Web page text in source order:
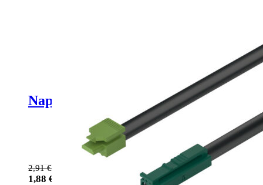
Napájací kábel k lampe 2m / 5A
2,91€
1,88 €